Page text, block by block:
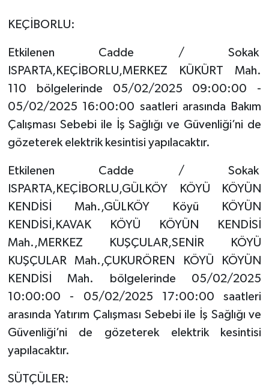
KEÇİBORLU:
Etkilenen Cadde / Sokak
ISPARTA,KEÇİBORLU,MERKEZ KÜKÜRT Mah.
110 bölgelerinde 05/02/2025 09:00:00 -
05/02/2025 16:00:00 saatleri arasında Bakım
Çalışması Sebebi ile İş Sağlığı ve Güvenliği’ni de
gözeterek elektrik kesintisi yapılacaktır.
Etkilenen Cadde / Sokak
ISPARTA,KEÇİBORLU,GÜLKÖY KÖYÜ KÖYÜN
KENDİSİ Mah.,GÜLKÖY Köyü KÖYÜN
KENDİSİ,KAVAK KÖYÜ KÖYÜN KENDİSİ
Mah.,MERKEZ KUŞÇULAR,SENİR KÖYÜ
KUŞÇULAR Mah.,ÇUKURÖREN KÖYÜ KÖYÜN
KENDİSİ Mah. bölgelerinde 05/02/2025
10:00:00 - 05/02/2025 17:00:00 saatleri
arasında Yatırım Çalışması Sebebi ile İş Sağlığı ve
Güvenliği’ni de gözeterek elektrik kesintisi
yapılacaktır.
SÜTÇÜLER:
POLİTİKA
RESMİ İLANLAR
SAĞLIK
Tarihi Yapılarımız
Teknoloji
Türkiye
Yerel
İletişim
Künye